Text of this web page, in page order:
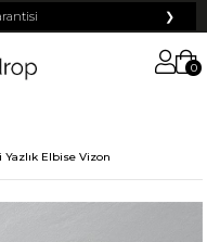
İmkanı! ❯
0
Elbise Vizon